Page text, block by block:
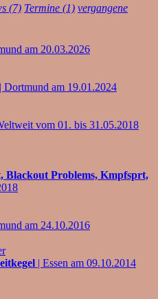
(7) Termine (1) vergangene
am 20.03.2026
| Dortmund am 19.01.2024
vom 01. bis 31.05.2018
Problems, Kmpfsprt,
am 24.10.2016
| Essen am 09.10.2014